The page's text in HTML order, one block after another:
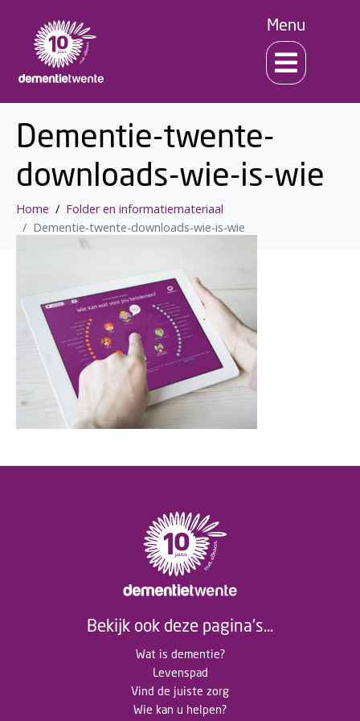
Menu
Dementie-twente-
downloads-wie-is-wie
Home
Folder en informatiemateriaal
Dementie-twente-downloads-wie-is-wie
Bekijk ook deze pagina's...
Wat is dementie?
Levenspad
Vind de juiste zorg
Wie kan u helpen?